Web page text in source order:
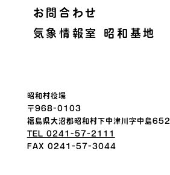
お問合わせ
気象情報室 昭和基地
昭和村役場
〒968-0103
福島県大沼郡昭和村下中津川字中島652
TEL 0241-57-2111
FAX 0241-57-3044